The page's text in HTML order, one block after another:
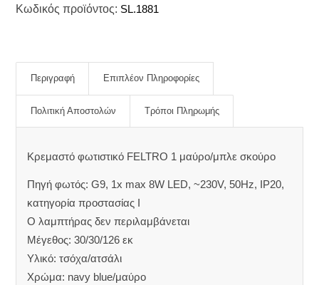
Κωδικός προϊόντος: SL.1881
Περιγραφή Επιπλέον Πληροφορίες
Πολιτική Αποστολών Τρόποι Πληρωμής
Κρεμαστό φωτιστικό FELTRO 1 μαύρο/μπλε σκούρο
Πηγή φωτός: G9, 1x max 8W LED, ~230V, 50Hz, IP20,
κατηγορία προστασίας I
Ο λαμπτήρας δεν περιλαμβάνεται
Μέγεθος: 30/30/126 εκ
Υλικό: τσόχα/ατσάλι
Χρώμα: navy blue/μαύρο